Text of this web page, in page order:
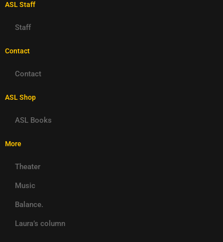
ASL Staff
Staff
Contact
Contact
ASL Shop
ASL Books
More
Theater
Music
Balance.
Laura’s column